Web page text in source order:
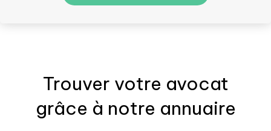
Trouver votre avocat
grâce à notre annuaire